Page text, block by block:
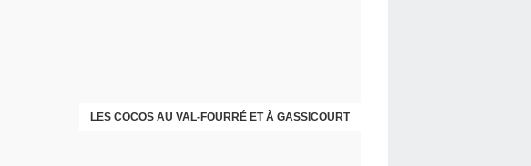
LES COCOS AU VAL-FOURRÉ ET À GASSICOURT